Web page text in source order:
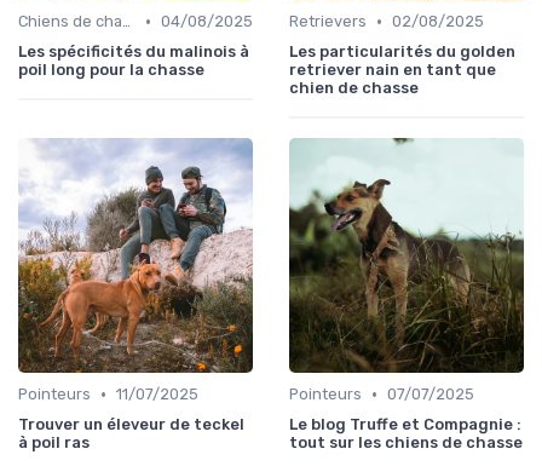
Chiens de chasse au sanglier • 04/08/2025
Les spécificités du malinois à
poil long pour la chasse
Retrievers • 02/08/2025
Les particularités du golden
retriever nain en tant que
chien de chasse
Pointeurs • 11/07/2025
Trouver un éleveur de teckel
à poil ras
Pointeurs • 07/07/2025
Le blog Truffe et Compagnie :
tout sur les chiens de chasse